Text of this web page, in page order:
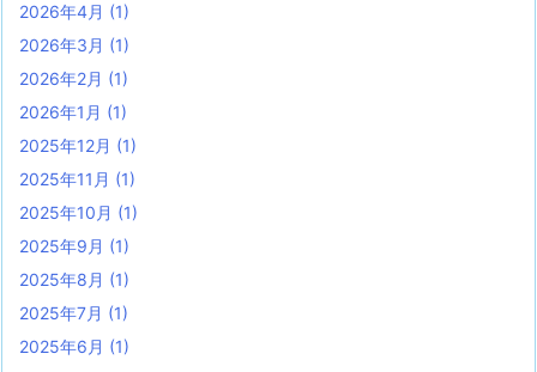
2026年4月 (1)
2026年3月 (1)
2026年2月 (1)
2026年1月 (1)
2025年12月 (1)
2025年11月 (1)
2025年10月 (1)
2025年9月 (1)
2025年8月 (1)
2025年7月 (1)
2025年6月 (1)